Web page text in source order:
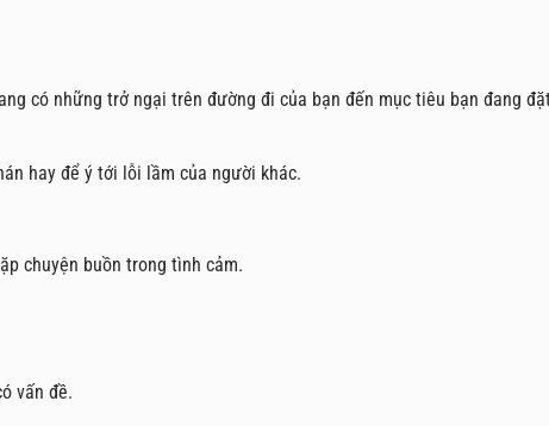
có những trở ngại trên đường đi của bạn đến mục tiêu bạn đang
hay để ý tới lỗi lầm của người khác.
chuyện buồn trong tình cảm.
vấn đề.